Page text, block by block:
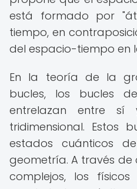
está formado por
tiempo, en
del espacio-tiempo en
En la teoría de la
bucles, los bucles
entrelazan entre
tridimensional. Estos
estados cuánticos
geometría. A través
complejos, los